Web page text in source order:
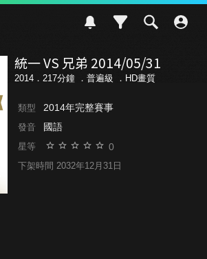
統一 VS 兄弟 2014/05/31
2014．217分鐘 ． 普遍級 ．HD畫質
類型 2014年完整賽事
發音 國語
星等 0
下架時間 2032年12月31日